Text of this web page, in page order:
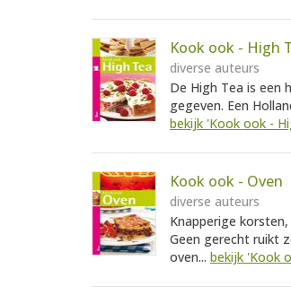
Kook ook - High
diverse auteurs
De High Tea is een
gegeven. Een
bekijk 'Kook ook -
Kook ook - Oven
diverse auteurs
Knapperige
Geen gerecht ruikt
oven... bekijk 'Kook